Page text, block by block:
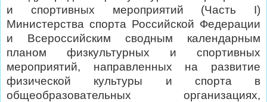
и спортивных мероприятий (Часть I)
Министерства спорта Российской Федерации
и Всероссийским сводным календарным
планом физкультурных и спортивных
мероприятий, направленных на развитие
физической культуры и спорта в
общеобразовательных организациях,